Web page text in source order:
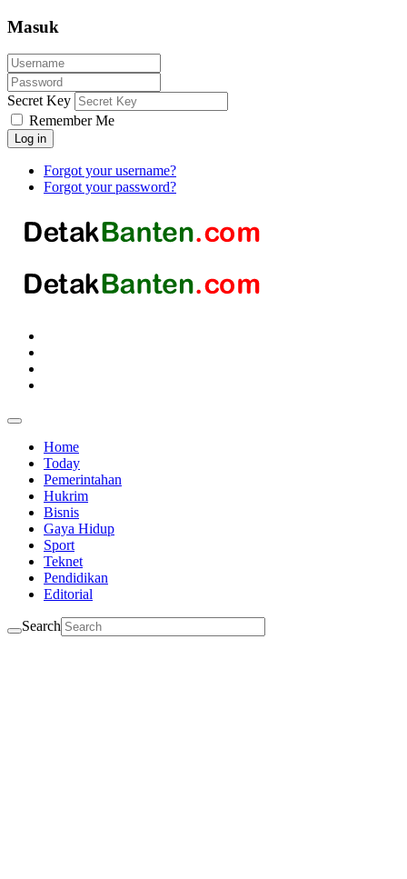
Masuk
Secret Key
Remember Me
Log in
Forgot your username?
Forgot your password?
Home
Today
Pemerintahan
Hukrim
Bisnis
Gaya Hidup
Sport
Teknet
Pendidikan
Editorial
Search